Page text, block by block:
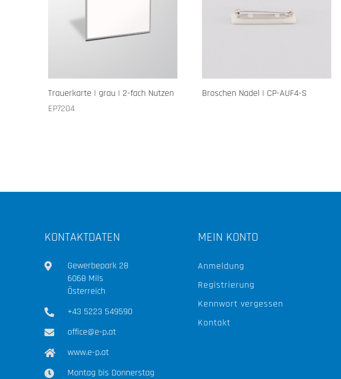
Trauerkarte | grau | 2-fach Nutzen
EP7204
Broschen Nadel | CP-AUF4-S
KONTAKTDATEN
Gewerbepark 28
6068 Mils
Österreich
+43 5223 549590
office@e-p.at
www.e-p.at
Montag bis Donnerstag
MEIN KONTO
Anmeldung
Registrierung
Kennwort vergessen
Kontakt